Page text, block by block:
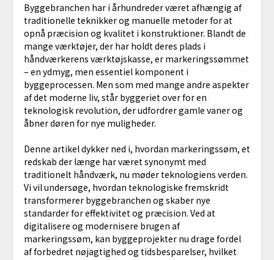
Byggebranchen har i århundreder været afhængig af
traditionelle teknikker og manuelle metoder for at
opnå præcision og kvalitet i konstruktioner. Blandt de
mange værktøjer, der har holdt deres plads i
håndværkerens værktøjskasse, er markeringssømmet
– en ydmyg, men essentiel komponent i
byggeprocessen. Men som med mange andre aspekter
af det moderne liv, står byggeriet over for en
teknologisk revolution, der udfordrer gamle vaner og
åbner døren for nye muligheder.
Denne artikel dykker ned i, hvordan markeringssøm, et
redskab der længe har været synonymt med
traditionelt håndværk, nu møder teknologiens verden.
Vi vil undersøge, hvordan teknologiske fremskridt
transformerer byggebranchen og skaber nye
standarder for effektivitet og præcision. Ved at
digitalisere og modernisere brugen af
markeringssøm, kan byggeprojekter nu drage fordel
af forbedret nøjagtighed og tidsbesparelser, hvilket